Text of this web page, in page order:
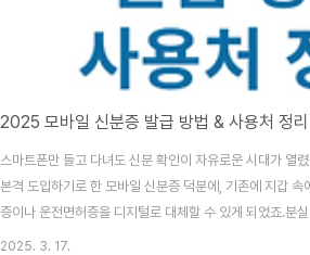
2025 모바일 신분증 발급 방법 & 사용처 정리
스마트폰만 들고 다녀도 신분 확인이 자유로운 시대가 열
본격 도입하기로 한 모바일 신분증 덕분에, 기존에 지갑 속
증이나 운전면허증을 디지털로 대체할 수 있게 되었죠.분
프라인 어디서든 편리하게 본인 인증을 할 수 있다는 점이
2025. 3. 17.